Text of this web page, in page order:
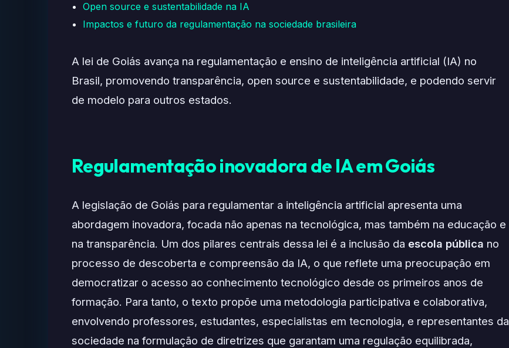
Open source e sustentabilidade na IA
Impactos e futuro da regulamentação na sociedade brasileira
A lei de Goiás avança na regulamentação e ensino de inteligência artificial (IA) no
Brasil, promovendo transparência, open source e sustentabilidade, e podendo servir
de modelo para outros estados.
Regulamentação inovadora de IA em Goiás
A legislação de Goiás para regulamentar a inteligência artificial apresenta uma
abordagem inovadora, focada não apenas na tecnológica, mas também na educação e
na transparência. Um dos pilares centrais dessa lei é a inclusão da escola pública no
processo de descoberta e compreensão da IA, o que reflete uma preocupação em
democratizar o acesso ao conhecimento tecnológico desde os primeiros anos de
formação. Para tanto, o texto propõe uma metodologia participativa e colaborativa,
envolvendo professores, estudantes, especialistas em tecnologia, e representantes da
sociedade na formulação de diretrizes que garantam uma regulação equilibrada,